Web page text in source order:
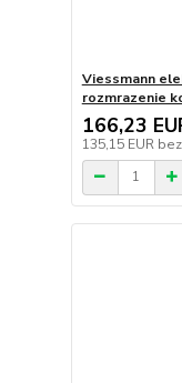
Viessmann
rozmrazenie
166,23
135,15 EUR